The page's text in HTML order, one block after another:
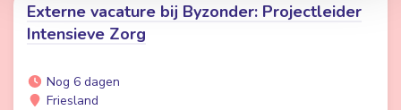
Externe vacature bij Byzonder: Projectleider
Intensieve Zorg
Nog 6 dagen
Friesland